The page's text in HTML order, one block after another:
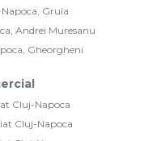
Gruia
Andrei Muresanu
Gheorgheni
Cluj-Napoca
Cluj-Napoca